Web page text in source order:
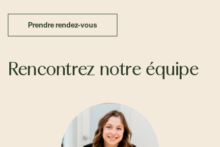
Prendre rendez-vous
Rencontrez notre équipe